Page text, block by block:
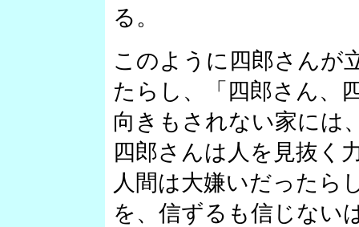
る。
このように四郎さんが
たらし、「四郎さん、
向きもされない家には
四郎さんは人を見抜く
人間は大嫌いだったら
を、信ずるも信じない